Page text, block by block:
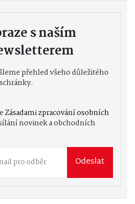
s naším
přehled všeho důležitého
Zásadami zpracování osobních
novinek a obchodních
Odeslat